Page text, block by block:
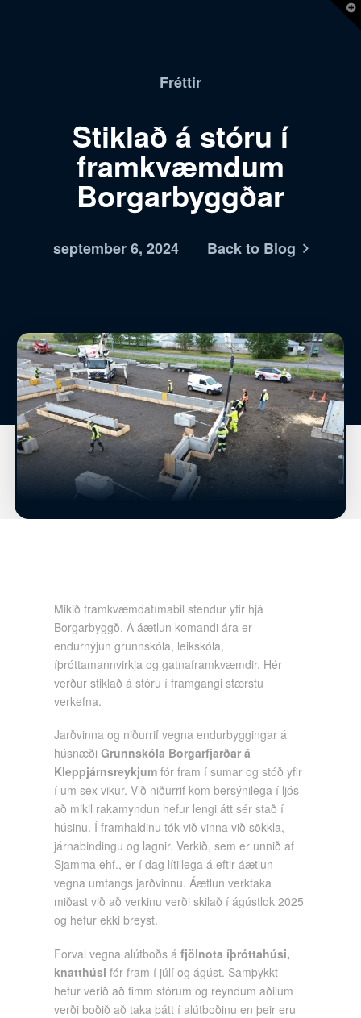
Fréttir
Stiklað á stóru í
framkvæmdum
Borgarbyggðar
september 6, 2024 Back to Blog
Mikið framkvæmdatímabil stendur yfir hjá
Borgarbyggð. Á áætlun komandi ára er
endurnýjun grunnskóla, leikskóla,
íþróttamannvirkja og gatnaframkvæmdir. Hér
verður stiklað á stóru í framgangi stærstu
verkefna.
Jarðvinna og niðurrif vegna endurbyggingar á
húsnæðiGrunnskóla Borgarfjarðar á
Kleppjárnsreykjum fór fram í sumar og stóð yfir
í um sex vikur. Við niðurrif kom bersýnilega í ljós
að mikil rakamyndun hefur lengi átt sér stað í
húsinu. Í framhaldinu tók við vinna við sökkla,
járnabindingu og lagnir. Verkið, sem er unnið af
Sjamma ehf., er í dag lítillega á eftir áætlun
vegna umfangs jarðvinnu. Áætlun verktaka
miðast við að verkinu verði skilað í ágústlok 2025
og hefur ekki breyst.
Forval vegna alútboðs áfjölnota íþróttahúsi,
knatthúsi fór fram í júlí og ágúst. Samþykkt
hefur verið að fimm stórum og reyndum aðilum
verði boðið að taka þátt í alútboðinu en þeir eru